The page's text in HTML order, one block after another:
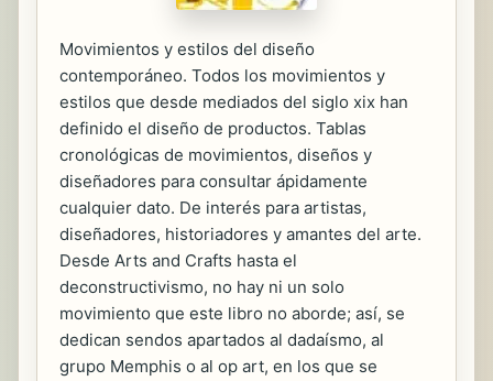
Movimientos y estilos del diseño
contemporáneo. Todos los movimientos y
estilos que desde mediados del siglo xix han
definido el diseño de productos. Tablas
cronológicas de movimientos, diseños y
diseñadores para consultar ápidamente
cualquier dato. De interés para artistas,
diseñadores, historiadores y amantes del arte.
Desde Arts and Crafts hasta el
deconstructivismo, no hay ni un solo
movimiento que este libro no aborde; así, se
dedican sendos apartados al dadaísmo, al
grupo Memphis o al op art, en los que se